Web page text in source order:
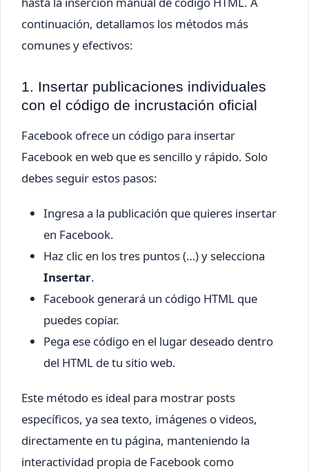
continuación, detallamos los métodos más
comunes y efectivos:
1. Insertar publicaciones individuales
con el código de incrustación oficial
Facebook ofrece un código para insertar
Facebook en web que es sencillo y rápido. Solo
debes seguir estos pasos:
Ingresa a la publicación que quieres insertar
en Facebook.
Haz clic en los tres puntos (…) y selecciona
Insertar.
Facebook generará un código HTML que
puedes copiar.
Pega ese código en el lugar deseado dentro
del HTML de tu sitio web.
Este método es ideal para mostrar posts
específicos, ya sea texto, imágenes o videos,
directamente en tu página, manteniendo la
interactividad propia de Facebook como